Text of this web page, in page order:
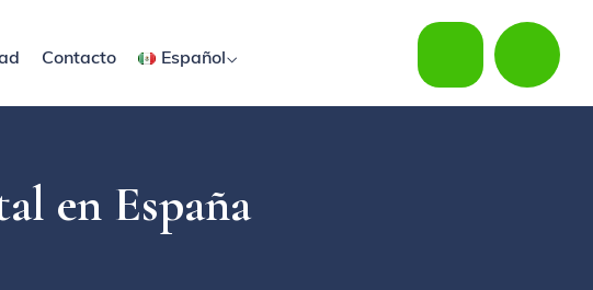
Contacto Español
en España